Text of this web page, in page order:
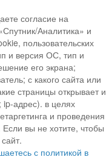
согласие на
Аналитика» и
пользовательских
и версия ОС, тип и
его экрана;
с какого сайта или
страницы открывает и
ip-адрес). в целях
и проведения
Если вы не хотите, чтобы
с политикой в